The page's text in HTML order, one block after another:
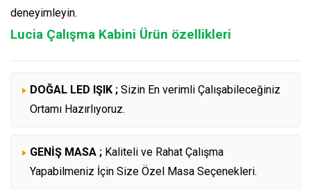
deneyimleyin.
Lucia Çalışma Kabini Ürün özellikleri
DOĞAL LED IŞIK ; Sizin En verimli Çalışabileceğiniz
Ortamı Hazırlıyoruz.
GENİŞ MASA ; Kaliteli ve Rahat Çalışma
Yapabilmeniz İçin Size Özel Masa Seçenekleri.